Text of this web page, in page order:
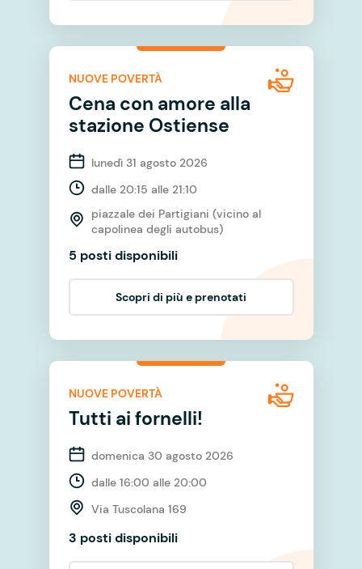
NUOVE POVERTÀ
Cena con amore alla
stazione Ostiense
lunedì 31 agosto 2026
dalle 20:15 alle 21:10
piazzale dei Partigiani (vicino al
capolinea degli autobus)
5 posti disponibili
Scopri di più e prenotati
NUOVE POVERTÀ
Tutti ai fornelli!
domenica 30 agosto 2026
dalle 16:00 alle 20:00
Via Tuscolana 169
3 posti disponibili